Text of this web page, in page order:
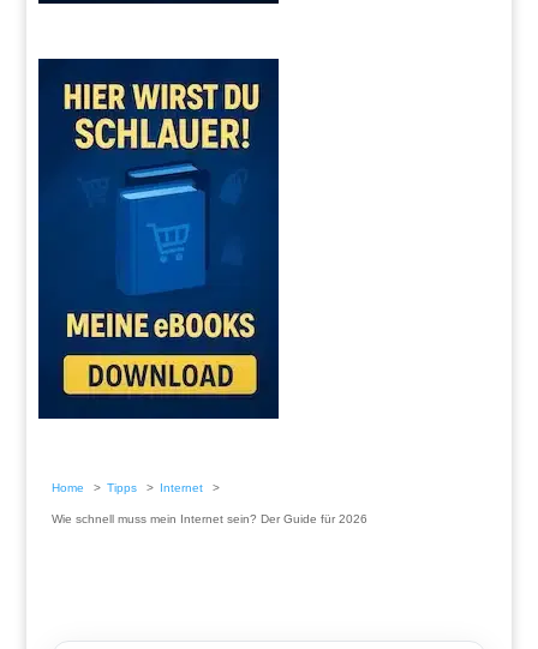
Home Tipps Internet
Wie schnell muss mein Internet sein? Der Guide für 2026